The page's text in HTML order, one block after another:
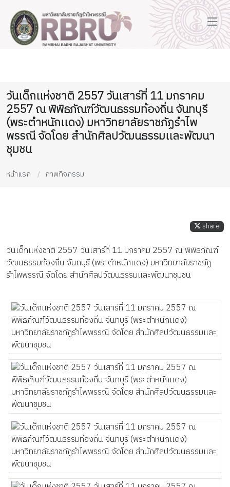
วันเด็กเเห่งชาติ 2557 วันเสาร์ที่ 11 มกราคม
2557 ณ พิพิธภัณฑ์วัฒนธรรมท้องถิ่น จันทบุรี
(พระตำหนักเเดง) มหาวิทยาลัยราชภัฏรำไพ
พรรณี จัดโดย สำนักศิลปวัฒนธรรมเเละพัฒนา
ชุมชน
หน้าแรก ภาพกิจกรรม
share
วันเด็กเเห่งชาติ 2557 วันเสาร์ที่ 11 มกราคม 2557 ณ พิพิธภัณฑ์
วัฒนธรรมท้องถิ่น จันทบุรี (พระตำหนักเเดง) มหาวิทยาลัยราชภัฏ
รำไพพรรณี จัดโดย สำนักศิลปวัฒนธรรมเเละพัฒนาชุมชน